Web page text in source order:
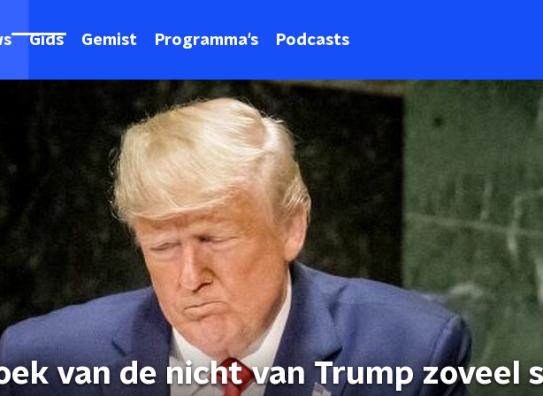
Gids Gemist Programma's Podcasts
van de nicht van Trump zoveel